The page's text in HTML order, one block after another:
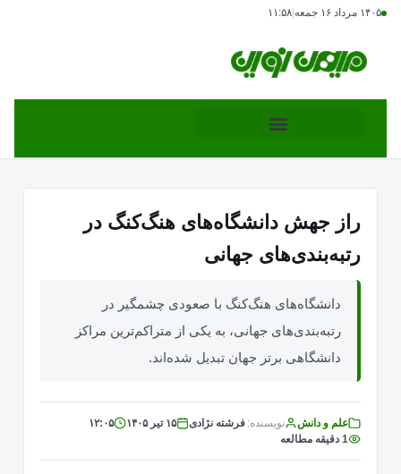
۱۴۰۵ مرداد ۱۶ جمعه ۱۱:۵۸
راز جهش دانشگاه‌های هنگ‌کنگ در
رتبه‌بندی‌های جهانی
دانشگاه‌های هنگ‌کنگ با صعودی چشمگیر در
رتبه‌بندی‌های جهانی، به یکی از متراکم‌ترین مراکز
دانشگاهی برتر جهان تبدیل شده‌اند.
علم و دانش نویسنده: فرشته نژادی ۱۵ تیر ۱۴۰۵
۱۲:۰۵
1 دقیقه مطالعه